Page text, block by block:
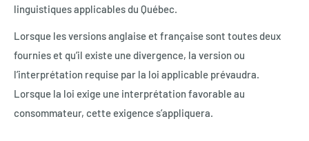
linguistiques applicables du Québec.
Lorsque les versions anglaise et française sont toutes deux
fournies et qu’il existe une divergence, la version ou
l’interprétation requise par la loi applicable prévaudra.
Lorsque la loi exige une interprétation favorable au
consommateur, cette exigence s’appliquera.